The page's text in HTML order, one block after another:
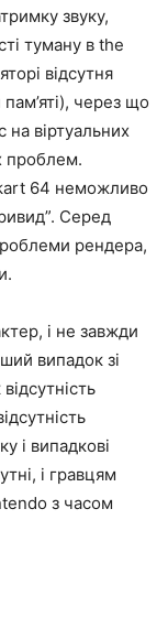
звуку,
туману в the
відсутня
через що
на віртуальних
проблем.
64 неможливо
Серед
рендера,
і не завжди
випадок зі
і випадкові
і гравцям
з часом